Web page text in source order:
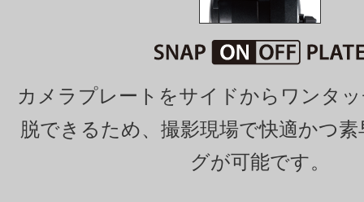
カメラプレートをサイドからワンタ
脱できるため、撮影現場で快適かつ
グが可能です。